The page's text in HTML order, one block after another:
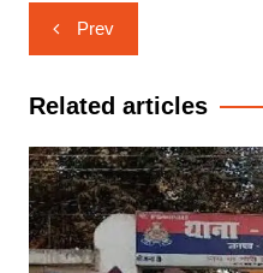
Post
navigation
Prev
Related articles